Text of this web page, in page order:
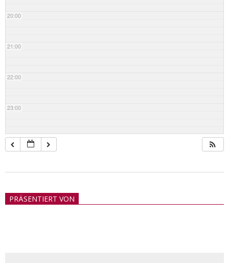
20:00
21:00
22:00
23:00
21PRÄSENTIERT VON